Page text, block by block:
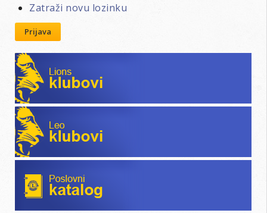
Zatraži novu lozinku
Prijava
Lions klubovi
Leo klubovi